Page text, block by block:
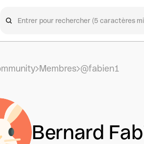
Membres @fabien1
Bernard